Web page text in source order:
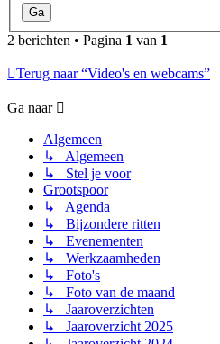
2 berichten • Pagina 1 van 1
Terug naar “Video's en webcams”
Ga naar
Algemeen
↳ Algemeen
↳ Stel je voor
Grootspoor
↳ Agenda
↳ Bijzondere ritten
↳ Evenementen
↳ Werkzaamheden
↳ Foto's
↳ Foto van de maand
↳ Jaaroverzichten
↳ Jaaroverzicht 2025